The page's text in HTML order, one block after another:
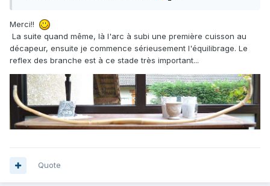
Merci!!
La suite quand même, là l'arc à subi une première cuisson au
décapeur, ensuite je commence sérieusement l'équilibrage. Le
reflex des branche est à ce stade très important...
Quote